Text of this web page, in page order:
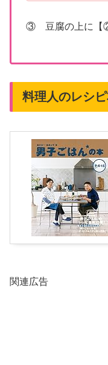
③ 豆腐の上に【②
料理人のレシ
関連広告